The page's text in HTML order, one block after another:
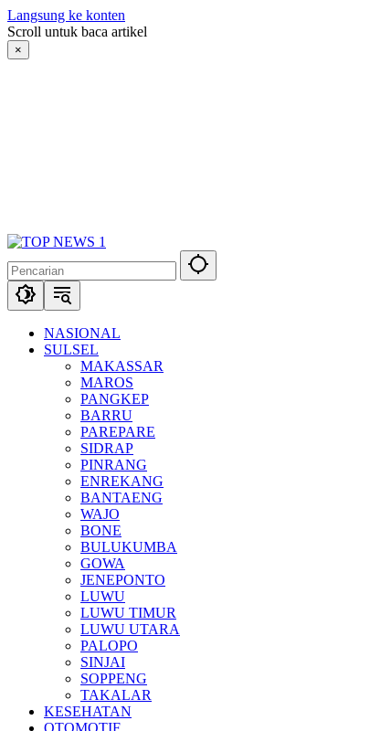
Langsung ke konten
Scroll untuk baca artikel
×
NASIONAL
SULSEL
MAKASSAR
MAROS
PANGKEP
BARRU
PAREPARE
SIDRAP
PINRANG
ENREKANG
BANTAENG
WAJO
BONE
BULUKUMBA
GOWA
JENEPONTO
LUWU
LUWU TIMUR
LUWU UTARA
PALOPO
SINJAI
SOPPENG
TAKALAR
KESEHATAN
OTOMOTIF